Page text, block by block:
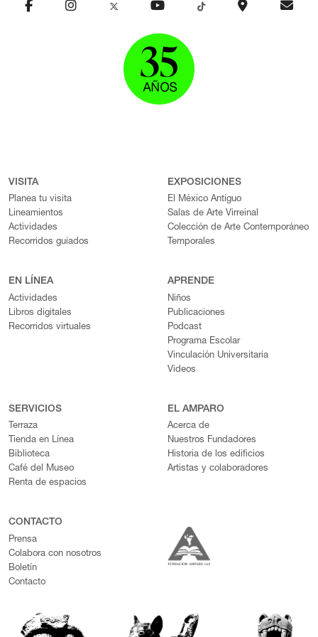
pueblos originarios y migrantes reflejó su compromiso con la
de Eniac Martínez se presentó el proyecto Forasteros. De
migrantes, refugiados y exiliados (2018), y en la muestra colectiva
Lu' Biaani: Francisco Toledo y la fotografía (2024). Referencias:
https://www.jornada.com.mx/2019/07/27/cultura/a02n1cul
https://www.vagabunda.mx/eniac-martinez/
VISITA
Planea tu visita
Lineamientos
Actividades
Recorridos guiados
EXPOSICIONES
El México Antiguo
Salas de Arte Virreinal
Colección de Arte Contemporáneo
Temporales
EN LÍNEA
Actividades
Libros digitales
Recorridos virtuales
APRENDE
Niños
Publicaciones
Podcast
Programa Escolar
Vinculación Universitaria
Videos
SERVICIOS
Terraza
Tienda en Línea
Biblioteca
Café del Museo
Renta de espacios
EL AMPARO
Acerca de
Nuestros Fundadores
Historia de los edificios
Artistas y colaboradores
CONTACTO
Prensa
Colabora con nosotros
Boletín
Contacto